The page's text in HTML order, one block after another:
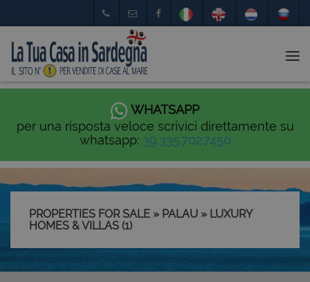
WHATSAPP
per una risposta veloce scrivici direttamente su
whatsapp: 39.335.702.7450
PROPERTIES FOR SALE » PALAU » LUXURY
HOMES & VILLAS (1)